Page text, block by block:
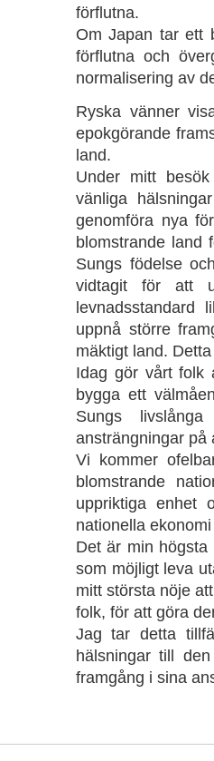
förflutna.
Om Japan tar ett
förflutna och
normalisering av
Ryska vänner
epokgörande
land.
Under mitt
vänliga
genomföra nya
blomstrande land
Sungs födelse
vidtagit för att
levnadsstandard
uppnå större
mäktigt land.
Idag gör vårt folk
bygga ett
Sungs
ansträngningar på
Vi kommer
blomstrande
uppriktiga enhet
nationella
Det är min
som möjligt leva
mitt största nöje
folk, för att göra
Jag tar detta
hälsningar till
framgång i sina